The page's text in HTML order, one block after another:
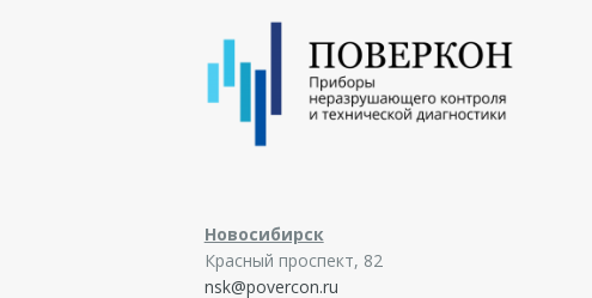
Новосибирск
Красный проспект, 82
nsk@povercon.ru